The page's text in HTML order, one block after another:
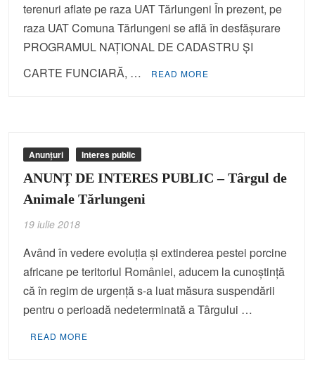
terenuri aflate pe raza UAT Tărlungeni În prezent, pe
raza UAT Comuna Tărlungeni se află în desfăşurare
PROGRAMUL NAŢIONAL DE CADASTRU ŞI
CARTE FUNCIARĂ, …
READ MORE
Anunțuri Interes public
ANUNȚ DE INTERES PUBLIC – Târgul de
Animale Tărlungeni
19 iulie 2018
Având în vedere evoluția și extinderea pestei porcine
africane pe teritoriul României, aducem la cunoștință
că în regim de urgență s-a luat măsura suspendării
pentru o perioadă nedeterminată a Târgului …
READ MORE